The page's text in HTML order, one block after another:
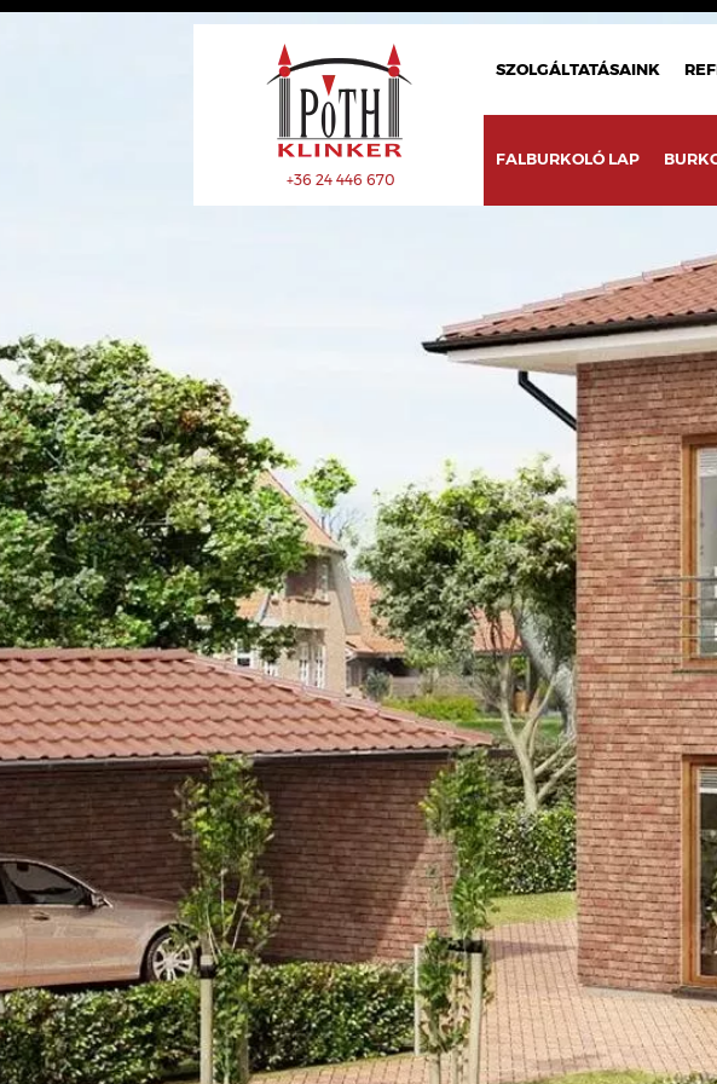
+36 24 446 670
SZOLGÁLTATÁSAINK
FALBURKOLÓ LAP
T15
JELLEMZŐK MÉRETEK,CSOMAGOLÁS
TELJES NÉV T15
SOROZAT Nelissen NUANCE
LEÍRÁS
Bézs-rózsaszín-világos vörös-szürke színátmenetes,
meleg, mediterrán hatású típus, leginkább otthonos
MÉRETEKNELISSEN KATALÓGUS Letöltés